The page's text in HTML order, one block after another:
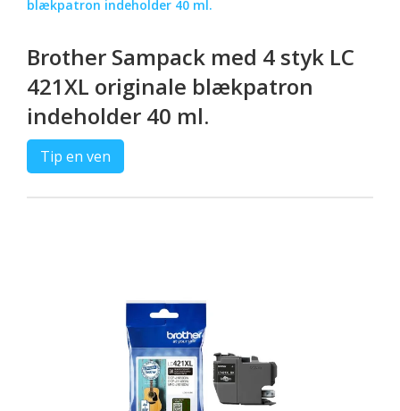
blækpatron indeholder 40 ml.
Brother Sampack med 4 styk LC
421XL originale blækpatron
indeholder 40 ml.
Tip en ven